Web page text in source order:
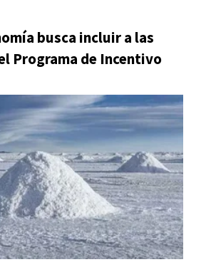
busca incluir a las
Programa de Incentivo